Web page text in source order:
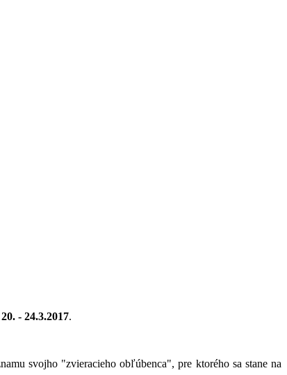
20. - 24.3.2017.
svojho "zvieracieho obľúbenca", pre ktorého sa stane na